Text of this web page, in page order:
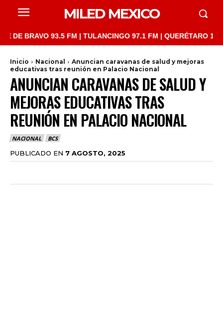
MILED MEXICO
93.5 FM | TULANCINGO 97.1 FM | QUERÉTARO 103.1
Inicio Nacional
Anuncian caravanas de salud y mejoras
educativas tras reunión en Palacio Nacional
ANUNCIAN CARAVANAS DE SALUD Y
MEJORAS EDUCATIVAS TRAS
REUNIÓN EN PALACIO NACIONAL
NACIONAL BCS
PUBLICADO EN 7 AGOSTO, 2025